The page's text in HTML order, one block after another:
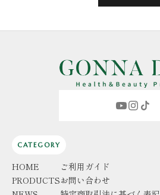
CATEGORY
HOME
PRODUCTS
ご利用ガイド
お問い合わせ